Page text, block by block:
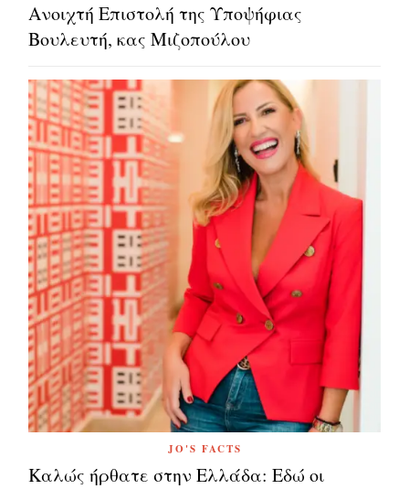
Ανοιχτή Επιστολή της Υποψήφιας
Βουλευτή, κας Μιζοπούλου
JO'S FACTS
Καλώς ήρθατε στην Ελλάδα: Εδώ οι